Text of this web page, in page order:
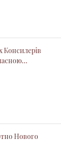
Консилерів
Нового